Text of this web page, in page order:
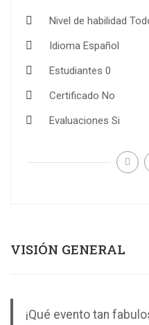
VISIÓN GENERAL
¡Qué evento tan
Nivel de habilidad
Idioma Español
Estudiantes 0
Certificado No
Evaluaciones Si